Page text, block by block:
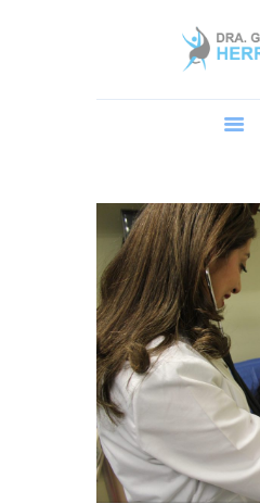
Home
Procedimientos
AGENDA UNA CITA
Blog y Preguntas